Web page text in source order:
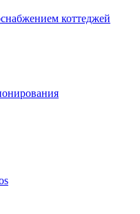
коттеджей